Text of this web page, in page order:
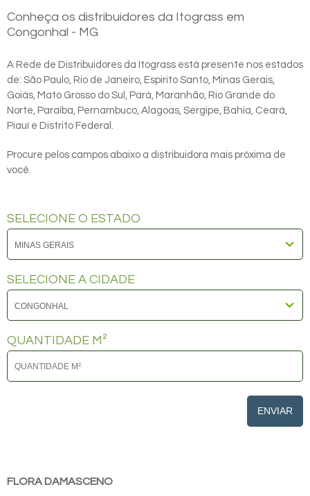
Conheça os distribuidores da Itograss em
Congonhal - MG
A Rede de Distribuidores da Itograss está presente nos estados
de: São Paulo, Rio de Janeiro, Espirito Santo, Minas Gerais,
Goiás, Mato Grosso do Sul, Pará, Maranhão, Rio Grande do
Norte, Paraíba, Pernambuco, Alagoas, Sergipe, Bahia, Ceará,
Piauí e Distrito Federal.
Procure pelos campos abaixo a distribuidora mais próxima de
você.
SELECIONE O ESTADO
SELECIONE A CIDADE
QUANTIDADE M²
ENVIAR
FLORA DAMASCENO